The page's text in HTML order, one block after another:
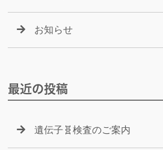
お知らせ
最近の投稿
遺伝子🧬検査のご案内